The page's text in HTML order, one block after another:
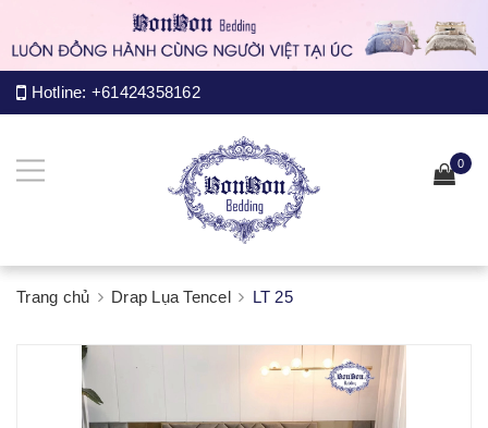
Hotline: +61424358162
0
Trang chủ Drap Lụa Tencel LT 25